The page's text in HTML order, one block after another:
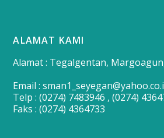
ALAMAT KAMI
Alamat : Tegalgentan,
Email :
Telp : (0274) 7483946 , (0274)
Faks : (0274) 4364733